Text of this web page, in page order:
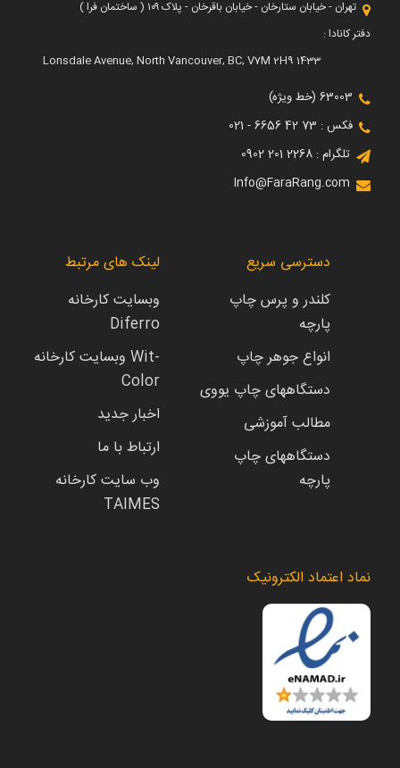
تهران - خیابان ستارخان - خیابان باقرخان - پلاک ۱۰۹ ( ساختمان فرا )
دفتر کانادا :
1433 Lonsdale Avenue, North Vancouver, BC, V7M 2H9
63003 (خط ویژه)
فکس : 73 42 6656 - 021
تلگرام : 2268 201 0902
Info@FaraRang.com
دسترسی سریع
کلندر و پرس چاپ
پارچه
انواع جوهر چاپ
دستگاههای چاپ یووی
مطالب آموزشی
دستگاههای چاپ
پارچه
لینک های مرتبط
وبسایت کارخانه
Diferro
وبسایت کارخانه Wit-
Color
اخبار جدید
ارتباط با ما
وب سایت کارخانه
TAIMES
نماد اعتماد الکترونیک